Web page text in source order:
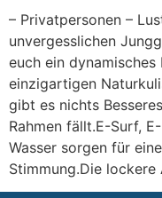
– Privatpersonen –
unvergesslichen
euch ein
einzigartigen
gibt es nichts
Rahmen fällt.E-Surf,
Wasser sorgen für
Stimmung.Die